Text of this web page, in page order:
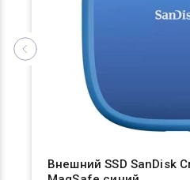
Внешний SSD SanDisk